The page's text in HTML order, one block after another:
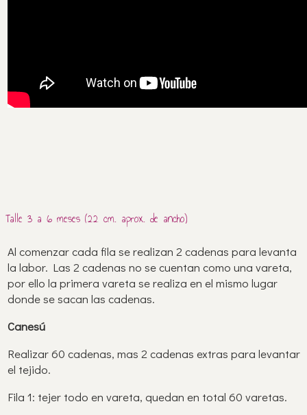
Talle 3 a 6 meses (22 cm. aprox. de ancho)
Al comenzar cada fila se realizan 2 cadenas para levanta
la labor. Las 2 cadenas no se cuentan como una vareta,
por ello la primera vareta se realiza en el mismo lugar
donde se sacan las cadenas.
Canesú
Realizar 60 cadenas, mas 2 cadenas extras para levantar
el tejido.
Fila 1: tejer todo en vareta, quedan en total 60 varetas.